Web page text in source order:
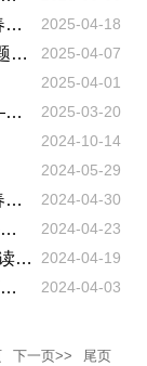
校领导参加外国语学院联系班级“漆绘青春，情暖学途”主题活动 2025-04-18
外国语学院举办“春韵外院，师生同行”主题“良师益友”游园会 2025-04-07
2025-04-01
外国语学院举办“春风解意，万物愈心——春日心灵疗愈之旅”主题心... 2025-03-20
2024-10-14
2024-05-29
外国语学院举行“弘扬五四精神，唱响青春之歌”五四精神座谈会 2024-04-30
外国语学院举办“快乐小狗手工DIY——快来带走你的小狗”主题心理... 2024-04-23
外国语学院举办“春日暖风里 意蕴书中品”读书交流会 2024-04-19
外国语学院开展罕见病患儿线上英语教育活动 2024-04-03
下一页>> 尾页